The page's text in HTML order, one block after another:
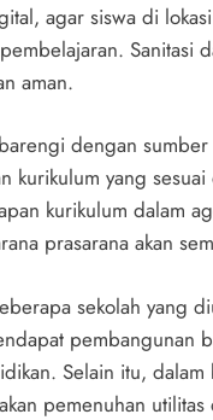
agar siswa di
aman.
dengan
yang
kurikulum dalam
prasarana akan
sekolah yang
pembangunan
Selain itu,
pemenuhan